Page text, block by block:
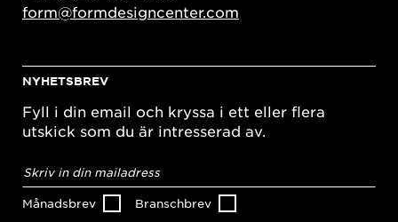
form@formdesigncenter.com
NYHETSBREV
Fyll i din email och kryssa i ett eller flera
utskick som du är intresserad av.
postadress*
Månadsbrev Branschbrev